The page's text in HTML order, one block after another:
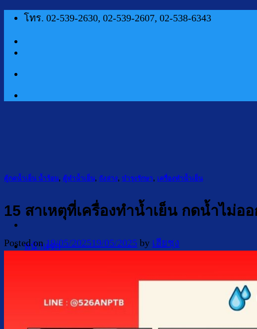
ข้าม โทร. 02-539-2630, 02-539-2607, 02-538-6343
หน้าแรก
ตู้กดน้ำเย็น เจาะรูคว่ำถัง
ตู้กดน้ำเย็น น้ำร้อน, ตู้ทำน้ำเย็น, ถังล่าง, บำรุงรักษา, เครื่องทำน้ำเย็น
15 สาเหตุที่เครื่องทำน้ำเย็น กดน้ำไม่อ
Posted on19/05/202519/05/2025 by เฮียชุง